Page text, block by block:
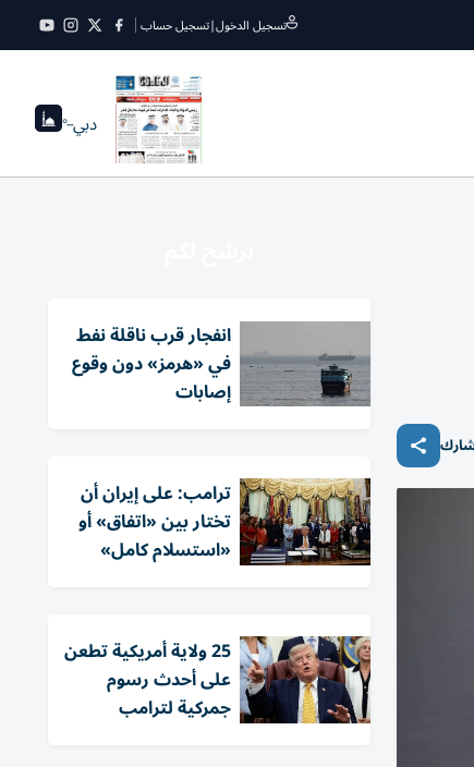
تسجيل الدخول|تسجيل حساب
دبي--°
انفجار قرب ناقلة نفط
في «هرمز» دون وقوع
إصابات
ترامب: على إيران أن
تختار بين «اتفاق» أو
«استسلام كامل»
25 ولاية أمريكية تطعن
على أحدث رسوم
جمركية لترامب